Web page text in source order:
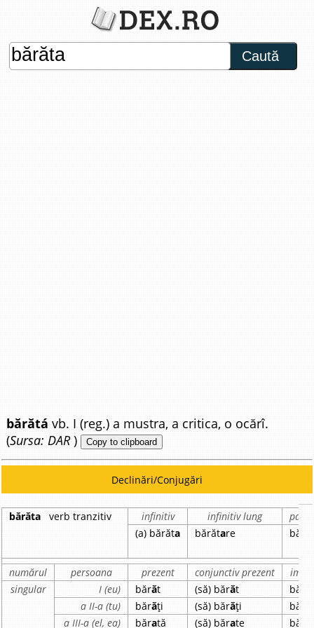
Caută
bărătá vb. I (reg.) a mustra, a critica, o ocărî.
(Sursa: DAR) Copy to clipboard
Declinări/Conjugări
bărăta verb tranzitiv infinitiv infinitiv lung
(a) bărăta bărătare
numărul persoana prezent conjunctiv prezent
singular
I (eu) bărăt (să) bărăt
a II-a (tu)
bărăți (să) bărăți
a III-a (el, ea)
bărată (să) bărate